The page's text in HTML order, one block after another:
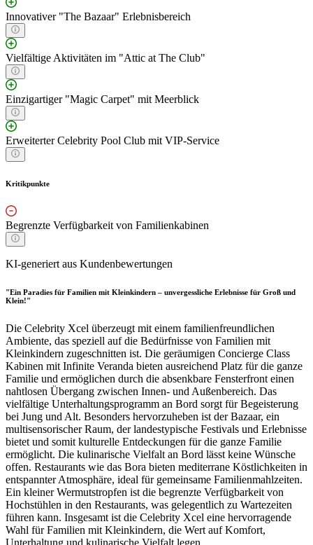
Innovativer "The Bazaar" Erlebnisbereich
Vielfältige Aktivitäten im "Attic at The Club"
Einzigartiger "Magic Carpet" mit Meerblick
Erweiterter Celebrity Pool Club mit VIP-Service
Kritikpunkte
Begrenzte Verfügbarkeit von Familienkabinen
KI-generiert aus Kundenbewertungen
"Ein Paradies für Familien mit Kleinkindern – unvergessliche Erlebnisse für Groß und
Klein!"
Die Celebrity Xcel überzeugt mit einem familienfreundlichen
Ambiente, das speziell auf die Bedürfnisse von Familien mit
Kleinkindern zugeschnitten ist. Die geräumigen Concierge Class
Kabinen mit Infinite Veranda bieten ausreichend Platz für die ganze
Familie und ermöglichen durch die absenkbare Fensterfront einen
nahtlosen Übergang zwischen Innen- und Außenbereich. Das
vielfältige Unterhaltungsprogramm an Bord sorgt für Begeisterung
bei Jung und Alt. Besonders hervorzuheben ist der Bazaar, ein
multisensorischer Raum, der landestypische Festivals und Erlebnisse
bietet und somit kulturelle Entdeckungen für die ganze Familie
ermöglicht. Die kulinarische Vielfalt an Bord lässt keine Wünsche
offen. Restaurants wie das Bora bieten mediterrane Köstlichkeiten in
entspannter Atmosphäre, ideal für gemeinsame Familienmahlzeiten.
Ein kleiner Wermutstropfen ist die begrenzte Verfügbarkeit von
Hochstühlen in den Restaurants, was gelegentlich zu Wartezeiten
führen kann. Insgesamt ist die Celebrity Xcel eine hervorragende
Wahl für Familien mit Kleinkindern, die Wert auf Komfort,
Unterhaltung und kulinarische Vielfalt legen.